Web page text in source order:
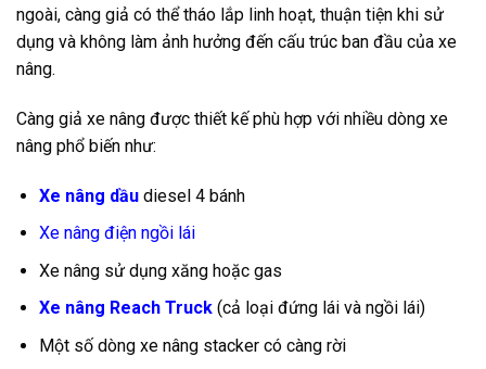
ngoài, càng giả có thể tháo lắp linh hoạt, thuận tiện khi sử
dụng và không làm ảnh hưởng đến cấu trúc ban đầu của xe
nâng.
Càng giả xe nâng được thiết kế phù hợp với nhiều dòng xe
nâng phổ biến như:
Xe nâng dầudiesel 4 bánh
Xe nâng điện ngồi lái
Xe nâng sử dụng xăng hoặc gas
Xe nâng Reach Truck(cả loại đứng lái và ngồi lái)
Một số dòng xe nâng stacker có càng rời